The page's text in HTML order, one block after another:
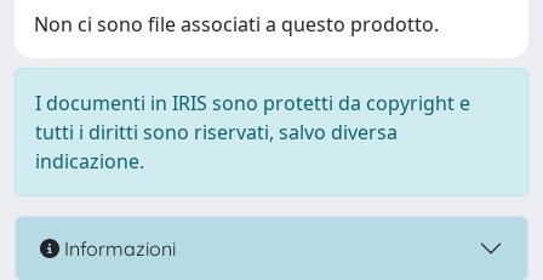
Non ci sono file associati a questo prodotto.
I documenti in IRIS sono protetti da copyright e
tutti i diritti sono riservati, salvo diversa
indicazione.
Informazioni